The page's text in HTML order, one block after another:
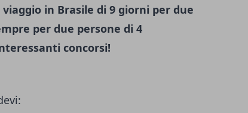
viaggio in Brasile di 9 giorni per due
per due persone di 4
concorsi!